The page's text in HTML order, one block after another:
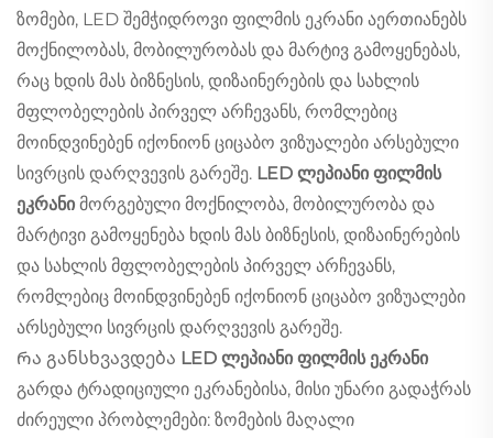
ზომები, LED შემჭიდროვი ფილმის ეკრანი აერთიანებს
მოქნილობას, მობილურობას და მარტივ გამოყენებას,
რაც ხდის მას ბიზნესის, დიზაინერების და სახლის
მფლობელების პირველ არჩევანს, რომლებიც
მოინდვინებენ იქონიონ ციცაბო ვიზუალები არსებული
სივრცის დარღვევის გარეშე. LED ლეპიანი ფილმის
ეკრანი მორგებული მოქნილობა, მობილურობა და
მარტივი გამოყენება ხდის მას ბიზნესის, დიზაინერების
და სახლის მფლობელების პირველ არჩევანს,
რომლებიც მოინდვინებენ იქონიონ ციცაბო ვიზუალები
არსებული სივრცის დარღვევის გარეშე.
Რა განსხვავდება LED ლეპიანი ფილმის ეკრანი
გარდა ტრადიციული ეკრანებისა, მისი უნარი გადაჭრას
ძირეული პრობლემები: ზომების მაღალი